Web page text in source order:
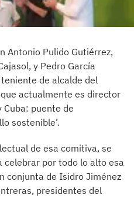
Antonio Pulido Gutiérrez,
y Pedro García
de alcalde del
actualmente es director
Cuba: puente de
sostenible’.
de esa comitiva, se
celebrar por todo lo alto esa
conjunta de Isidro Jiménez
presidentes del